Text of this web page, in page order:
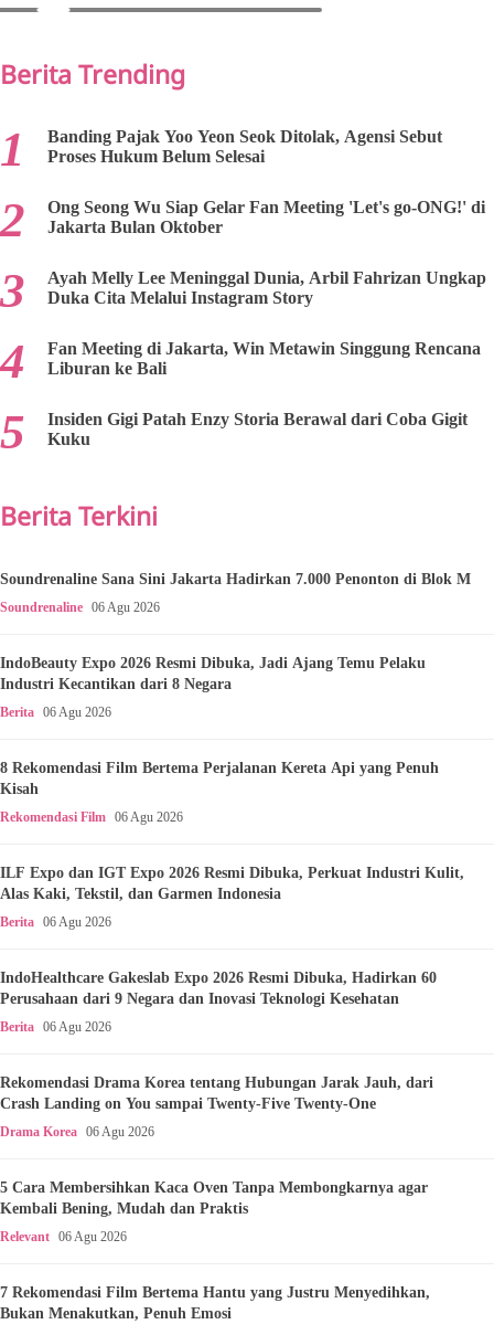
Berita Trending
Banding Pajak Yoo Yeon Seok Ditolak, Agensi Sebut
Proses Hukum Belum Selesai
Ong Seong Wu Siap Gelar Fan Meeting 'Let's go-ONG!' di
Jakarta Bulan Oktober
Ayah Melly Lee Meninggal Dunia, Arbil Fahrizan Ungkap
Duka Cita Melalui Instagram Story
Fan Meeting di Jakarta, Win Metawin Singgung Rencana
Liburan ke Bali
Insiden Gigi Patah Enzy Storia Berawal dari Coba Gigit
Kuku
Berita Terkini
Soundrenaline Sana Sini Jakarta Hadirkan 7.000 Penonton di Blok M
Soundrenaline 06 Agu 2026
IndoBeauty Expo 2026 Resmi Dibuka, Jadi Ajang Temu Pelaku
Industri Kecantikan dari 8 Negara
Berita 06 Agu 2026
8 Rekomendasi Film Bertema Perjalanan Kereta Api yang Penuh
Kisah
Rekomendasi Film 06 Agu 2026
ILF Expo dan IGT Expo 2026 Resmi Dibuka, Perkuat Industri Kulit,
Alas Kaki, Tekstil, dan Garmen Indonesia
Berita 06 Agu 2026
IndoHealthcare Gakeslab Expo 2026 Resmi Dibuka, Hadirkan 60
Perusahaan dari 9 Negara dan Inovasi Teknologi Kesehatan
Berita 06 Agu 2026
Rekomendasi Drama Korea tentang Hubungan Jarak Jauh, dari
Crash Landing on You sampai Twenty-Five Twenty-One
Drama Korea 06 Agu 2026
5 Cara Membersihkan Kaca Oven Tanpa Membongkarnya agar
Kembali Bening, Mudah dan Praktis
Relevant 06 Agu 2026
7 Rekomendasi Film Bertema Hantu yang Justru Menyedihkan,
Bukan Menakutkan, Penuh Emosi